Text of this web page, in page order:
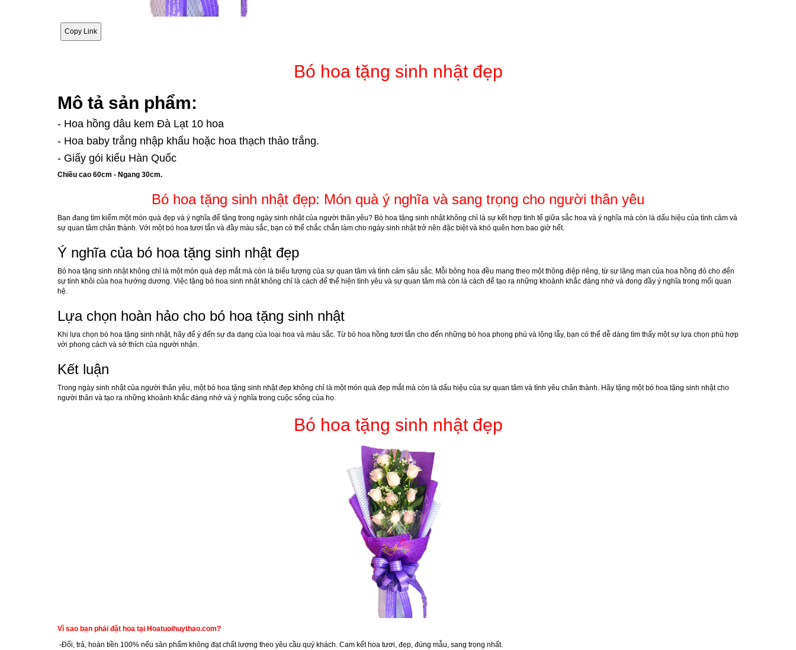
Copy Link
Bó hoa tặng sinh nhật đẹp
Mô tả sản phẩm:
- Hoa hồng dâu kem Đà Lạt 10 hoa
- Hoa baby trắng nhập khẩu hoặc hoa thạch thảo trắng.
- Giấy gói kiểu Hàn Quốc
Chiều cao 60cm - Ngang 30cm.
Bó hoa tặng sinh nhật đẹp: Món quà ý nghĩa và sang trọng cho người thân yêu
Bạn đang tìm kiếm một món quà đẹp và ý nghĩa để tặng trong ngày sinh nhật của người thân yêu? Bó hoa tặng sinh nhật không chỉ là sự kết hợp tinh tế giữa sắc hoa và ý nghĩa mà còn là dấu hiệu của tình cảm và
sự quan tâm chân thành. Với một bó hoa tươi tắn và đầy màu sắc, bạn có thể chắc chắn làm cho ngày sinh nhật trở nên đặc biệt và khó quên hơn bao giờ hết.
Ý nghĩa của bó hoa tặng sinh nhật đẹp
Bó hoa tặng sinh nhật không chỉ là một món quà đẹp mắt mà còn là biểu tượng của sự quan tâm và tình cảm sâu sắc. Mỗi bông hoa đều mang theo một thông điệp riêng, từ sự lãng mạn của hoa hồng đỏ cho đến
sự tinh khôi của hoa hướng dương. Việc tặng bó hoa sinh nhật không chỉ là cách để thể hiện tình yêu và sự quan tâm mà còn là cách để tạo ra những khoảnh khắc đáng nhớ và đong đầy ý nghĩa trong mối quan
hệ.
Lựa chọn hoàn hảo cho bó hoa tặng sinh nhật
Khi lựa chọn bó hoa tặng sinh nhật, hãy để ý đến sự đa dạng của loại hoa và màu sắc. Từ bó hoa hồng tươi tắn cho đến những bó hoa phong phú và lộng lẫy, bạn có thể dễ dàng tìm thấy một sự lựa chọn phù hợp
với phong cách và sở thích của người nhận.
Kết luận
Trong ngày sinh nhật của người thân yêu, một bó hoa tặng sinh nhật đẹp không chỉ là một món quà đẹp mắt mà còn là dấu hiệu của sự quan tâm và tình yêu chân thành. Hãy tặng một bó hoa tặng sinh nhật cho
người thân và tạo ra những khoảnh khắc đáng nhớ và ý nghĩa trong cuộc sống của họ.
Bó hoa tặng sinh nhật đẹp
Vì sao bạn phải đặt hoa tại Hoatuoihuythao.com?
-Đổi, trả, hoàn tiền 100% nếu sản phẩm không đạt chất lượng theo yêu cầu quý khách. Cam kết hoa tươi, đẹp, đúng mẫu, sang trọng nhất.